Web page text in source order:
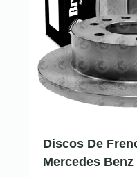
Discos De
Mercedes